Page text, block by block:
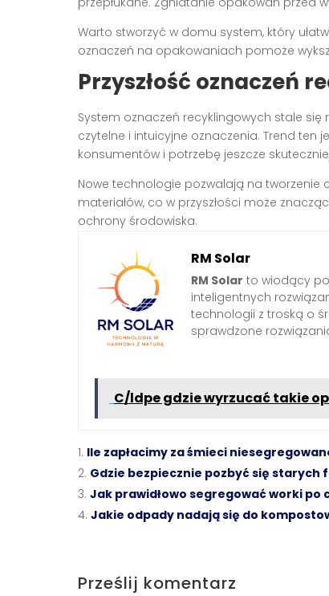
Warto stworzyć w domu system, który
oznaczeń na opakowaniach pomoże
Przyszłość oznaczeń
System oznaczeń recyklingowych stale
czytelne i intuicyjne oznaczenia. Trend
konsumentów i potrzebę jeszcze
Nowe technologie pozwalają na
materiałów, co w przyszłości może
ochrony środowiska.
RM Solar
RM Solar to wiodący
inteligentnych
technologii z troską o
sprawdzone
C/ldpe gdzie wyrzucać takie
Ile zapłacimy za śmieci
Gdzie bezpiecznie pozbyć się starych
Jak prawidłowo segregować worki po
Jakie odpady nadają się do
Prześlij komentarz